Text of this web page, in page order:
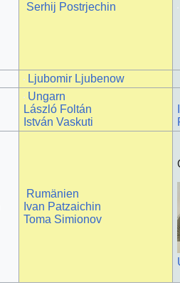
Serhij Postrjechin
Ljubomir Ljubenow
Ungarn
László Foltán
István Vaskuti
Rumänien
Ivan Patzaichin
Toma Simionov